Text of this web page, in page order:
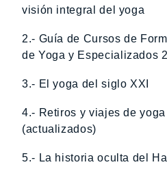
visión integral del yoga
2.- Guía de Cursos de
de Yoga y Especializados
3.- El yoga del siglo XXI
4.- Retiros y viajes de
(actualizados)
5.- La historia oculta del